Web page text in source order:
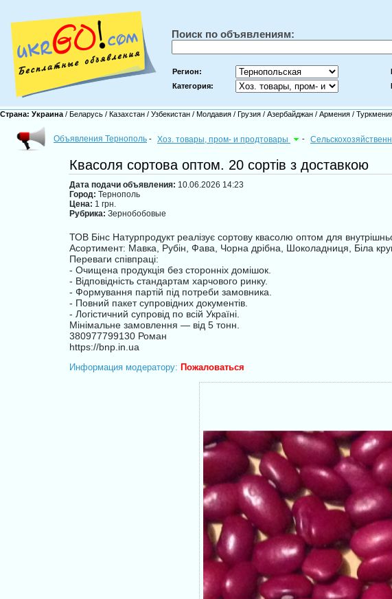
Поиск по объявлениям:
Регион:
Категория:
Страна: Украина / Беларусь / Казахстан / Узбекистан / Молдавия / Грузия / Азербайджан / Армения /
Объявления Тернополь - Хоз. товары, пром- и продтовары -
Квасоля сортова оптом. 20 сортів з доставкою
Дата подачи объявления: 10.06.2026 14:23
Город: Тернополь
Цена: 1 грн.
Рубрика: Зернобобовые
ТОВ Бінс Натурпродукт реалізує сортову квасолю оптом для
Асортимент: Мавка, Рубін, Фава, Чорна дрібна, Шоколадниця, Біла
Переваги співпраці:
- Очищена продукція без сторонніх домішок.
- Відповідність стандартам харчового ринку.
- Формування партій під потреби замовника.
- Повний пакет супровідних документів.
- Логістичний супровід по всій Україні.
Мінімальне замовлення — від 5 тонн.
380977799130 Роман
https://bnp.in.ua
Информация модератору: Пожаловаться